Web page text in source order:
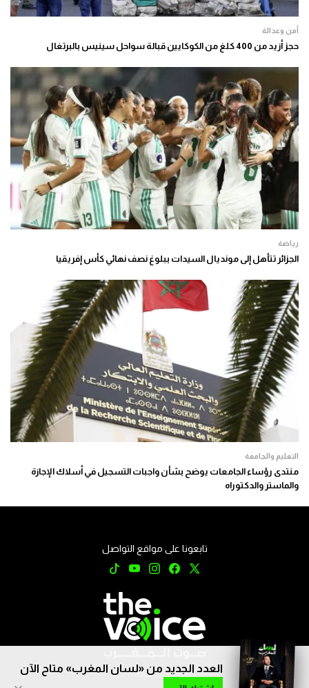
أمن وعدالة
حجز أزيد من 400 كلغ من الكوكايين قبالة سواحل سينيس بالبرتغال
رياضة
الجزائر تتأهل إلى مونديال السيدات ببلوغ نصف نهائي كأس إفريقيا
التعليم والجامعة
منتدى رؤساء الجامعات يوضح بشأن واجبات التسجيل في أسلاك الإجازة
والماستر والدكتوراه
العدد الجديد من «لسان المغرب» متاح الآن
تابعونا على مواقع التواصل
جميع الحقوق محفوظة © 2026